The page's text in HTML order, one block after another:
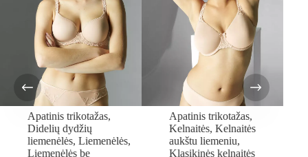
Apatinis trikotažas,
Didelių dydžių
liemenėlės, Liemenėlės,
Liemenėlės be
Apatinis trikotažas,
Kelnaitės,Kelnaitės
aukštu liemeniu,
Klasikinės kelnaitės